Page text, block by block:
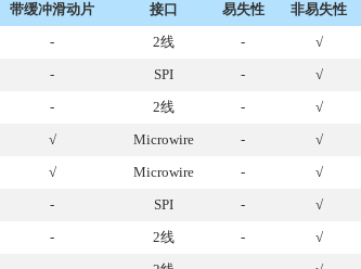
带缓冲滑动片 接口 易失性 非易失性
- 2线 - √
- SPI - √
- 2线 - √
√ Microwire - √
√ Microwire - √
- SPI - √
- 2线 - √